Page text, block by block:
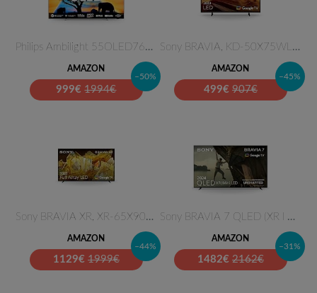
Philips Ambilight 55OLED769 4K…
AMAZON
999€ 1994€
–50%
Sony BRAVIA, KD-50X75WL, LED, …
AMAZON
499€ 907€
–45%
Sony BRAVIA XR, XR-65X90L, Ful…
AMAZON
1129€ 1999€
–44%
Sony BRAVIA 7 QLED (XR l Mini …
AMAZON
1482€ 2162€
–31%